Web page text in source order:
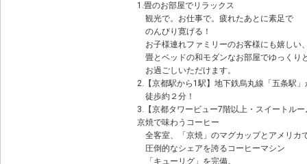
1.畳のお部屋でリラックス
観光で。お仕事で。疲れたあとに素足で
のんびり寛げる！
お子様連れファミリーのお客様にも嬉しい
畳とベッドの和モダンなお部屋でゆっくり
お過ごしいただけます。
2.【京都駅から1駅】地下鉄烏丸線「五条駅」
徒歩約２分！
3.【京都タワービュー7階以上・スイートル
京焼で味わうコーヒー
全客室、「京焼」のマグカップとアメリカ
圧倒的なシェアを誇るコーヒーマシン
「キューリグ」を完備。